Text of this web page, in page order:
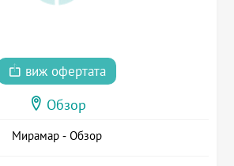
виж офертата
Обзор
Мирамар - Обзор